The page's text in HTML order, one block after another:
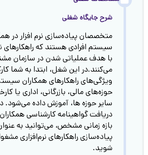
شرح جایگاه شغلی
متخصصان پیاده‌سازی نرم افزار در
سیستم افرادی هستند که راهکارهای
با هدف عملیاتی شدن در سازمان
می‌کنند.در این شغل، ابتدا به شما
ویژگی‌های راهکار‌های همکاران
حوزه‌های مالی، بازرگانی، اداری یا
سایر حوزه ها، آموزش داده می‌شود.
دریافت گواهینامه کارشناسی
بازه زمانی مشخص، می‌توانید به
پیاده‌سازی راهکار‌های نرم‌افزاری
شوید.